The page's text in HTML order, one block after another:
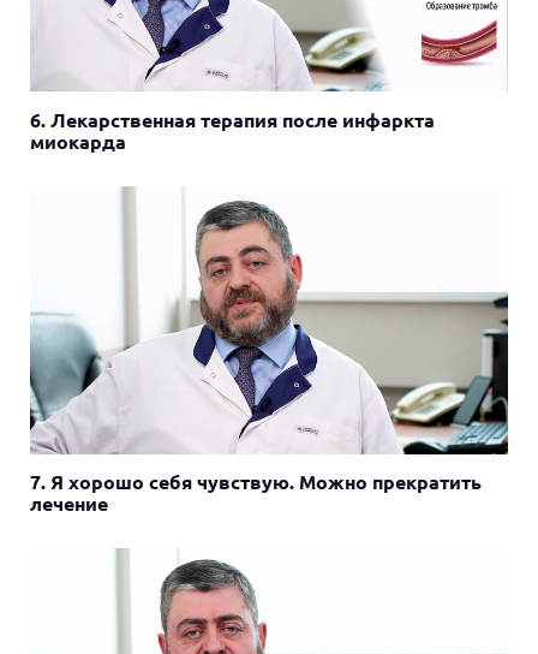
6. Лекарственная терапия после инфаркта
миокарда
7. Я хорошо себя чувствую. Можно прекратить
лечение